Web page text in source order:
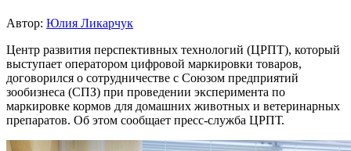
Автор: Юлия Ликарчук
Центр развития перспективных технологий (ЦРПТ), который
выступает оператором цифровой маркировки товаров,
договорился о сотрудничестве с Союзом предприятий
зообизнеса (СПЗ) при проведении эксперимента по
маркировке кормов для домашних животных и ветеринарных
препаратов. Об этом сообщает пресс-служба ЦРПТ.